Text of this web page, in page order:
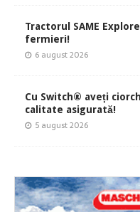
Tractorul SAME
fermieri!
6 august 2026
Cu Switch® aveți
calitate asigurată!
5 august 2026